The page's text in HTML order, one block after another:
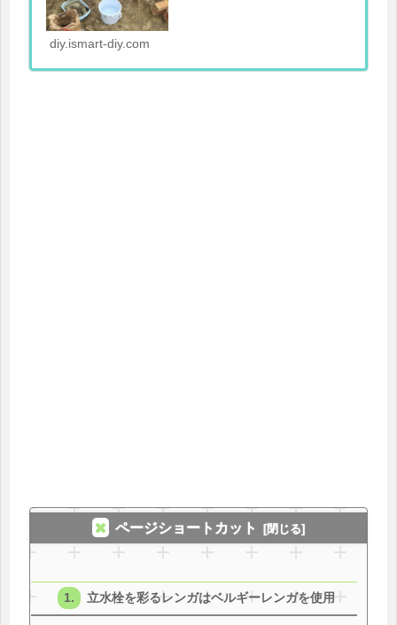
diy.ismart-diy.com
ページショートカット
立水栓を彩るレンガはベルギーレンガを使用